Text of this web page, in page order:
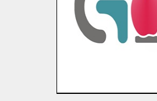
Bertiz’in Yeni